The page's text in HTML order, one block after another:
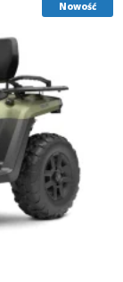
Nowość